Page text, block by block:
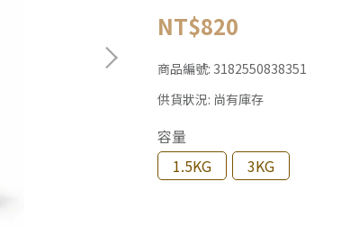
NT$820
商品編號: 3182550838351
供貨狀況: 尚有庫存
容量
1.5KG
3KG